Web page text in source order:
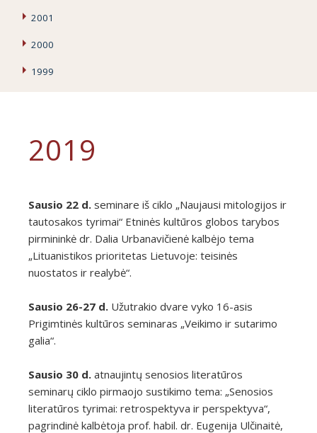
2001
2000
1999
2019
Sausio 22 d. seminare iš ciklo „Naujausi mitologijos ir
tautosakos tyrimai“ Etninės kultūros globos tarybos
pirmininkė dr. Dalia Urbanavičienė kalbėjo tema
„Lituanistikos prioritetas Lietuvoje: teisinės
nuostatos ir realybė“.
Sausio 26-27 d. Užutrakio dvare vyko 16-asis
Prigimtinės kultūros seminaras „Veikimo ir sutarimo
galia“.
Sausio 30 d. atnaujintų senosios literatūros
seminarų ciklo pirmaojo sustikimo tema: „Senosios
literatūros tyrimai: retrospektyva ir perspektyva“,
pagrindinė kalbėtoja prof. habil. dr. Eugenija Ulčinaitė,